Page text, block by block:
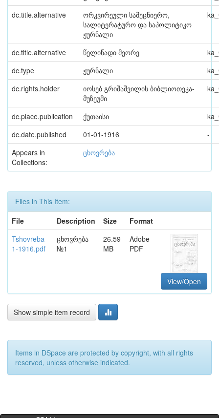
dc.title.alternative
ორკვირეული სამეცნიერო,
სალიტერატურო და საპოლიტიკო
ჟურნალი
dc.title.alternative წელიწადი მეორე
dc.type
ჟურნალი
dc.rights.holder
იოსებ გრიშაშვილის ბიბლიოთეკა-
მუზეუმი
dc.place.publication ქუთაისი
dc.date.published
01-01-1916
-
Appears in
Collections:
ცხოვრება
Files in This Item:
File
Description Size
Format
Tshovreba
1-1916.pdf
ცხოვრება
№1
26.59
MB
Adobe
PDF
View/Open
Show simple item record
Items in DSpace are protected by copyright, with all rights
reserved, unless otherwise indicated.